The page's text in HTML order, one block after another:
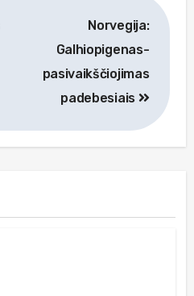
Norvegija:
Galhiopigenas-
pasivaikščiojimas
padebesiais